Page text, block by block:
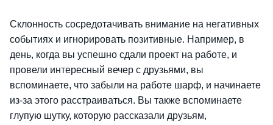
Склонность сосредотачивать внимание на негативных
событиях и игнорировать позитивные. Например, в
день, когда вы успешно сдали проект на работе, и
провели интересный вечер с друзьями, вы
вспоминаете, что забыли на работе шарф, и начинаете
из-за этого расстраиваться. Вы также вспоминаете
глупую шутку, которую рассказали друзьям,